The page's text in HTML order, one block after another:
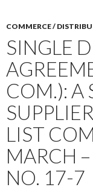
COMMERCE /
SINGLE
COM.): A
LIST
MARCH
NO. 17-7